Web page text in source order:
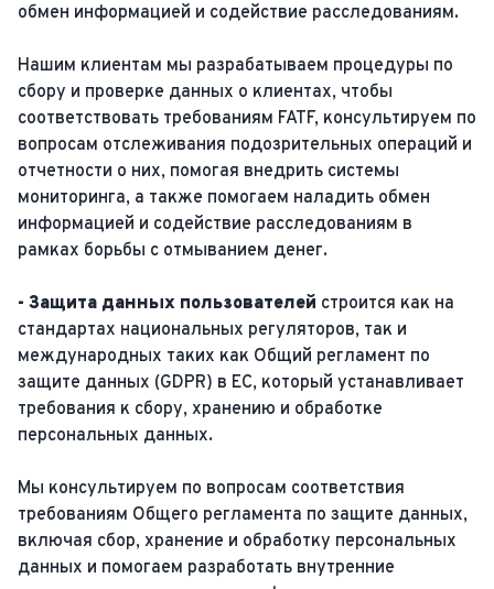
обмен информацией и содействие расследованиям.
Нашим клиентам мы разрабатываем процедуры по
сбору и проверке данных о клиентах, чтобы
соответствовать требованиям FATF, консультируем по
вопросам отслеживания подозрительных операций и
отчетности о них, помогая внедрить системы
мониторинга, а также помогаем наладить обмен
информацией и содействие расследованиям в
рамках борьбы с отмыванием денег.
- Защита данных пользователей строится как на
стандартах национальных регуляторов, так и
международных таких как Общий регламент по
защите данных (GDPR) в ЕС, который устанавливает
требования к сбору, хранению и обработке
персональных данных.
Мы консультируем по вопросам соответствия
требованиям Общего регламента по защите данных,
включая сбор, хранение и обработку персональных
данных и помогаем разработать внутренние